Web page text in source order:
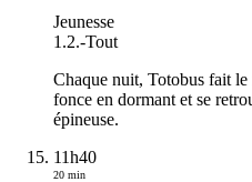
Jeunesse
1.2.-Tout
Chaque nuit, Totobus fait
fonce en dormant et se
épineuse.
11h40
20 min